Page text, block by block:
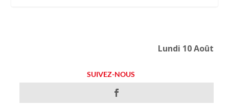
Lundi 10 Août
SUIVEZ-NOUS